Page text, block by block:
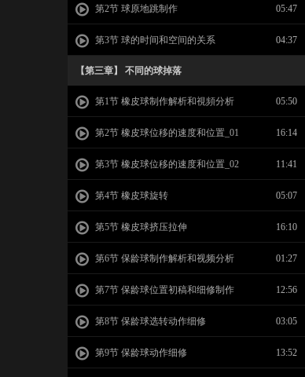
第2节 球原地跳制作 05:47
第3节 球的时间和空间的关系 04:37
【第三章】 不同的球掉落
第1节 橡皮球制作解析和視頻分析 05:50
第2节 橡皮球位移的速度和位置_01 16:14
第3节 橡皮球位移的速度和位置_02 11:41
第4节 橡皮球旋转 05:07
第5节 橡皮球挤压拉伸 16:10
第6节 保龄球制作解析和视频分析 01:27
第7节 保龄球位置初稿和细修制作 12:56
第8节 保龄球选转动作细修 03:05
第9节 保龄球动作细修 13:52